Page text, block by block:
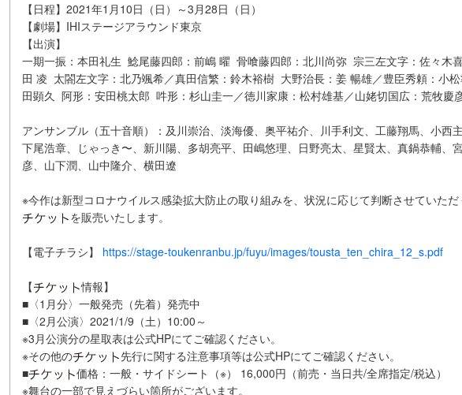
【日程】2021年1月10日（日）～3月28日（日）
【劇場】IHIステージアラウンド東京
【出演】
一期一振：本田礼生 鯰尾藤四郎：前嶋 曜 骨喰藤四郎：北川尚弥 宗三左文字：佐々木
田 凌 太閤左文字：北乃颯希／真田信繁：鈴木裕樹 大野治長：姜 暢雄／豊臣秀頼：小
田顕久 阿形：安田桃太郎 吽形：杉山圭一／徳川家康：松村雄基／山姥切国広：荒牧慶
アンサンブル（五十音順）：及川崇治、淡海優、奥平祐介、川手利文、工藤翔馬、小西主
下尾浩章、じゃっき〜、新川陽、多胡亮平、田嶋悠理、日野亮太、星賢太、真鍋恭輔、
彦、山下潤、山中隆介、横田遼
※今作は新型コロナウイルス感染拡大防止の取り組みを、状況に応じて判断させていた
を販売いたします。
【電子チラシ】 https://stage-toukenranbu.jp/fuyu/images/tousta_ten_chira_12_s.pdf
【
情報】
■〈1月分〉一般発売（先着）発売中
■〈2月公演〉2021/1/9（土）10:00～
※3月公演分の星取表は公式HPにてご確認ください。
※その他の
先行に関する注意事項等は公式HPにてご確認ください。
■
価格：一般・サイドシート（※） 16,000円（前売・当日共/全席指定/税込）
※舞台の一部で見えづらい箇所がございます。